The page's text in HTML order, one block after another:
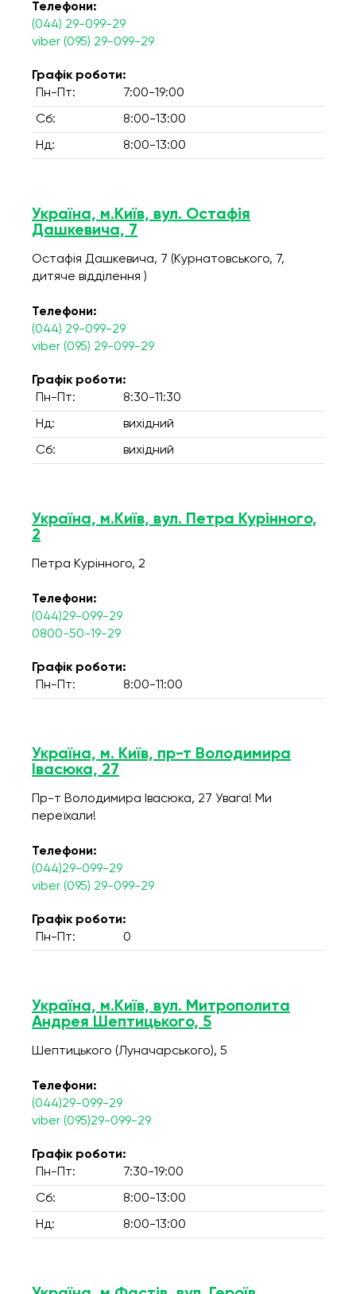
Телефони:
(044) 29-099-29
viber (095) 29-099-29
Графік роботи:
Пн-Пт:
7:00-19:00
Сб: 8:00-13:00
Нд: 8:00-13:00
Україна, м.Київ, вул. Остафія
Дашкевича, 7
Остафія Дашкевича, 7 (Курнатовського, 7,
дитяче відділення )
Телефони:
(044) 29-099-29
viber (095) 29-099-29
Графік роботи:
Пн-Пт:
8:30-11:30
Нд: вихідний
Сб: вихідний
Україна, м.Київ, вул. Петра Курінного,
2
Петра Курінного, 2
Телефони:
(044)29-099-29
0800-50-19-29
Графік роботи:
Пн-Пт:
8:00-11:00
Україна, м. Київ, пр-т Володимира
Івасюка, 27
Пр-т Володимира Івасюка, 27 Увага! Ми
переїхали!
Телефони:
(044)29-099-29
viber (095) 29-099-29
Графік роботи:
Пн-Пт:
0
Україна, м.Київ, вул. Митрополита
Андрея Шептицького, 5
Шептицького (Луначарського), 5
Телефони:
(044)29-099-29
viber (095)29-099-29
Графік роботи:
Пн-Пт:
7:30-19:00
Сб: 8:00-13:00
Нд: 8:00-13:00